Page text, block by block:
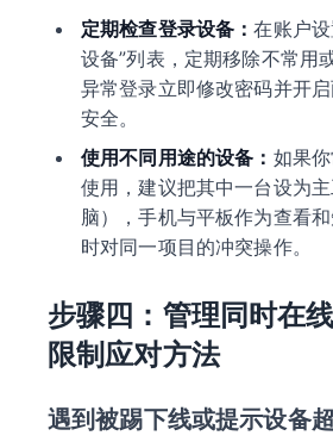
定期检查登录设备：在账户
设备”列表，定期移除不常用
异常登录立即修改密码并开
安全。
使用不同用途的设备： 如果
使用，建议把其中一台设为
脑），手机与平板作为查看
时对同一项目的冲突操作。
步骤四：管理同时在
限制应对方法
遇到被踢下线或提示设备